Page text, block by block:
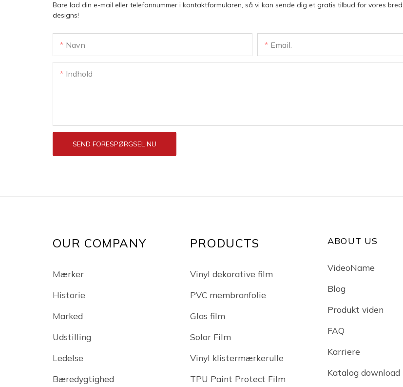
Bare lad din e-mail eller telefonnummer i kontaktformularen, så vi kan sende dig et gratis tilbud for vores
designs!
Navn Email.
Indhold
SEND FORESPØRGSEL NU
OUR COMPANY
Mærker
Historie
Marked
Udstilling
Ledelse
Bæredygtighed
PRODUCTS
Vinyl dekorative film
PVC membranfolie
Glas film
Solar Film
Vinyl klistermærkerulle
TPU Paint Protect Film
ABOUT US
VideoName
Blog
Produkt viden
FAQ
Karriere
Katalog download